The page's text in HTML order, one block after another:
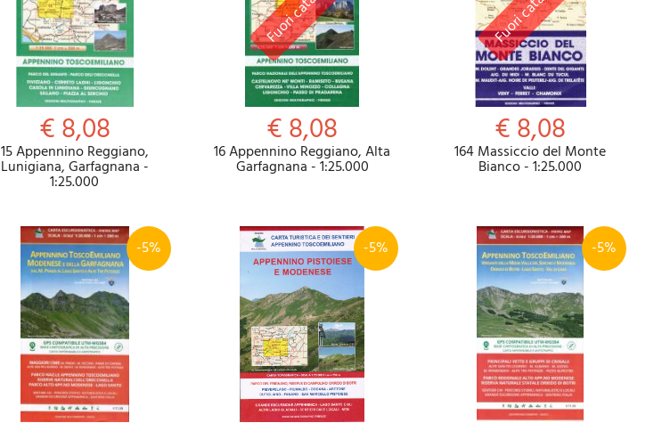
€ 8,08
15 Appennino Reggiano,
Lunigiana, Garfagnana -
1:25.000
€ 8,08
16 Appennino Reggiano, Alta
Garfagnana - 1:25.000
€ 8,08
164 Massiccio del Monte
Bianco - 1:25.000
-5% -5% -5%